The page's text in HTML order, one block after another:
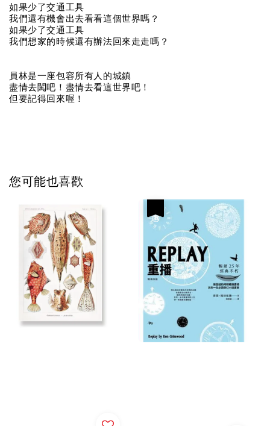
如果少了交通工具
我們還有機會出去看看這個世界嗎？
如果少了交通工具
我們想家的時候還有辦法回來走走嗎？
員林是一座包容所有人的城鎮
盡情去闖吧！盡情去看這世界吧！
但要記得回來喔！
您可能也喜歡